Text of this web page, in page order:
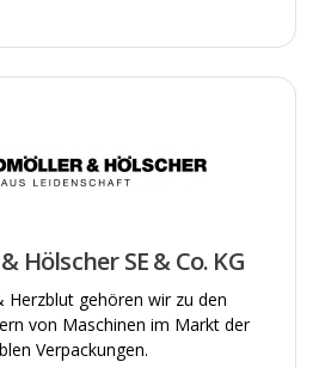
Hölscher SE & Co. KG
Herzblut gehören wir zu den
von Maschinen im Markt der
Verpackungen.